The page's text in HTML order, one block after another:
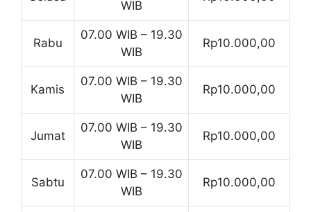
WIB
Rabu
07.00 WIB – 19.30
WIB
Rp10.000,00
Kamis
07.00 WIB – 19.30
WIB
Rp10.000,00
Jumat
07.00 WIB – 19.30
WIB
Rp10.000,00
Sabtu
07.00 WIB – 19.30
WIB
Rp10.000,00